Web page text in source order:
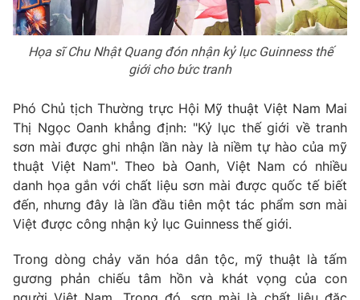
Theo dõi báo trên
Cơ quan chủ quản:Đài Truyền hình Việt Nam
Cơ quan báo chí:Thời báo VTV
Giấy phép hoạt động báo in và báo điện tử số 483/GP-BTTTT
cấp ngày 29/12/2023
Tổng Biên tập:
Vũ Thanh Thủy
Phó Tổng Biên tập:Nguyễn Thị Mỹ Hạnh, Phạm Quốc Thắng,
Nguyễn Trọng Ninh
Họa sĩ Chu Nhật Quang đón nhận kỷ lục Guinness thế
giới cho bức tranh
Phó Chủ tịch Thường trực Hội Mỹ thuật Việt Nam Mai
Thị Ngọc Oanh khẳng định: "Kỷ lục thế giới về tranh
sơn mài được ghi nhận lần này là niềm tự hào của mỹ
thuật Việt Nam". Theo bà Oanh, Việt Nam có nhiều
danh họa gắn với chất liệu sơn mài được quốc tế biết
đến, nhưng đây là lần đầu tiên một tác phẩm sơn mài
Việt được công nhận kỷ lục Guinness thế giới.
Trong dòng chảy văn hóa dân tộc, mỹ thuật là tấm
gương phản chiếu tâm hồn và khát vọng của con